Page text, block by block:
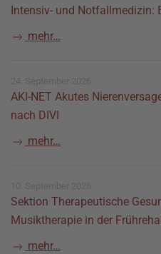
Intensiv- und Notfallmedizin:
mehr…
AKI-NET Akutes
nach DIVI
mehr…
Sektion Therapeutische
Musiktherapie in der
mehr…